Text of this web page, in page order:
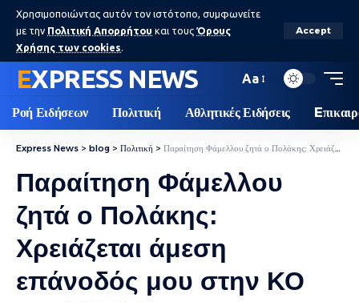
Χρησιμοποιώντας αυτόν τον ιστότοπο, συμφωνείτε
με την Πολιτική Απορρήτου και τους Όρους
Χρήσης των cookies.
Accept
EXPRESS NEWS Aa
Ροή Ειδήσεων Πολιτική Αθλητικές Ειδήσεις
Express News > blog > Πολιτική > Παραίτηση Φάμελλου ζητά ο Πολάκης: Χρειάζεται άμεση επάνοδός μου στην ΚΟ του ΣΥΡΙΖΑ
Παραίτηση Φάμελλου
ζητά ο Πολάκης:
Χρειάζεται άμεση
επάνοδός μου στην ΚΟ